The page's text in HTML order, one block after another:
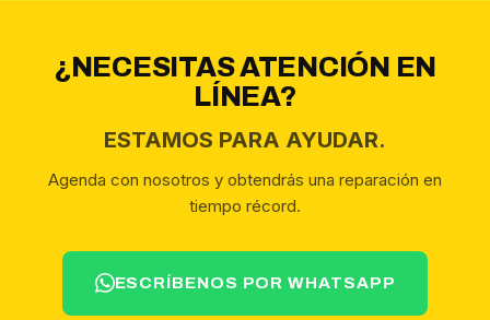
¿NECESITAS ATENCIÓN EN
LÍNEA?
ESTAMOS PARA AYUDAR.
Agenda con nosotros y obtendrás una reparación en
tiempo récord.
ESCRÍBENOS POR WHATSAPP